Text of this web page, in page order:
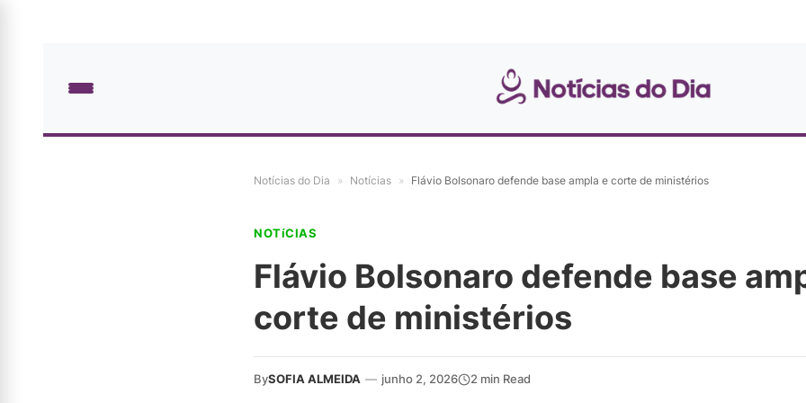
Notícias do Dia » Notícias » Flávio Bolsonaro defende base ampla e corte de ministérios
NOTíCIAS
Flávio Bolsonaro defende base
corte de ministérios
BySOFIA ALMEIDA — junho 2, 2026 2 min Read